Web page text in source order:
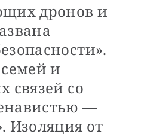
дронов и
и
связей со
—
Изоляция от